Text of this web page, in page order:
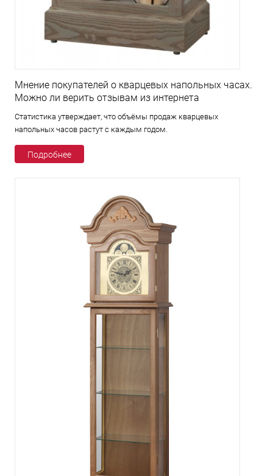
Мнение покупателей о кварцевых напольных часах.
Можно ли верить отзывам из интернета
Статистика утверждает, что объёмы продаж кварцевых
напольных часов растут с каждым годом.
Подробнее